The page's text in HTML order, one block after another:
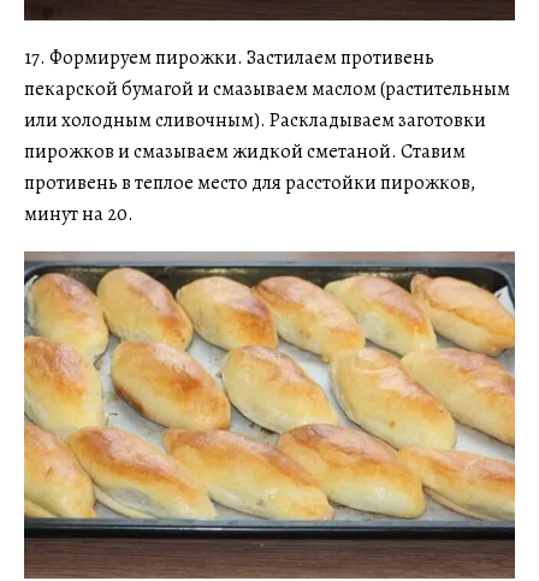
17. Формируем пирожки. Застилаем противень
пекарской бумагой и смазываем маслом (растительным
или холодным сливочным). Раскладываем заготовки
пирожков и смазываем жидкой сметаной. Ставим
противень в теплое место для расстойки пирожков,
минут на 20.